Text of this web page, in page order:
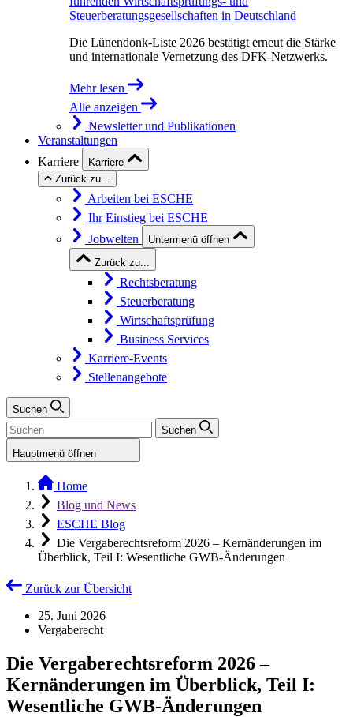
Steuerberatungsgesellschaften in Deutschland
Die Lünendonk-Liste 2026 bestätigt erneut die Stärke
und internationale Vernetzung des DFK-Netzwerks.
Mehr lesen
Alle anzeigen
Newsletter und Publikationen
Veranstaltungen
Karriere
Karriere
Zurück zu...
Arbeiten bei ESCHE
Ihr Einstieg bei ESCHE
Jobwelten
Untermenü öffnen
Zurück zu...
Rechtsberatung
Steuerberatung
Wirtschaftsprüfung
Business Services
Karriere-Events
Stellenangebote
Suchen
Suchen
Hauptmenü öffnen
Home
Blog und News
ESCHE Blog
Die Vergaberechtsreform 2026 – Kernänderungen im
Überblick, Teil I: Wesentliche GWB-Änderungen
Zurück zur Übersicht
25. Juni 2026
Vergaberecht
Die Vergaberechtsreform 2026 –
Kernänderungen im Überblick, Teil I:
Wesentliche GWB-Änderungen